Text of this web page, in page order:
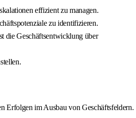
effizient zu managen.
zu identifizieren.
die Geschäftsentwicklung über
Erfolgen im Ausbau von Geschäftsfeldern.